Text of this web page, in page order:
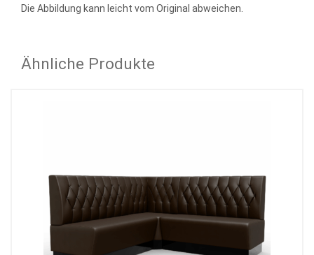
Die Abbildung kann leicht vom Original abweichen.
Ähnliche Produkte